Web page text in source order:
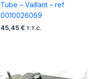
Tube – Vaillant – ref
0010026069
45,45 € T.T.C.